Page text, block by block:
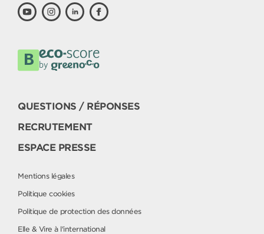
QUESTIONS / RÉPONSES
RECRUTEMENT
ESPACE PRESSE
Mentions légales
Politique cookies
Politique de protection des données
Elle & Vire à l'international